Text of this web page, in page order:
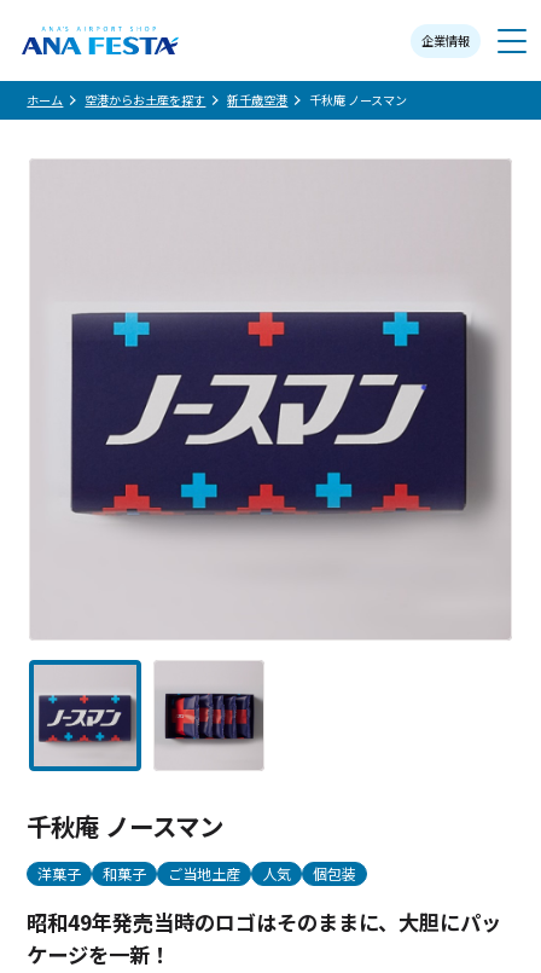
企業情報
メニュー
ホーム 空港からお土産を探す 新千歳空港 千秋庵 ノースマン
千秋庵 ノースマン
洋菓子 和菓子 ご当地土産 人気 個包装
昭和49年発売当時のロゴはそのままに、大胆にパッ
ケージを一新！